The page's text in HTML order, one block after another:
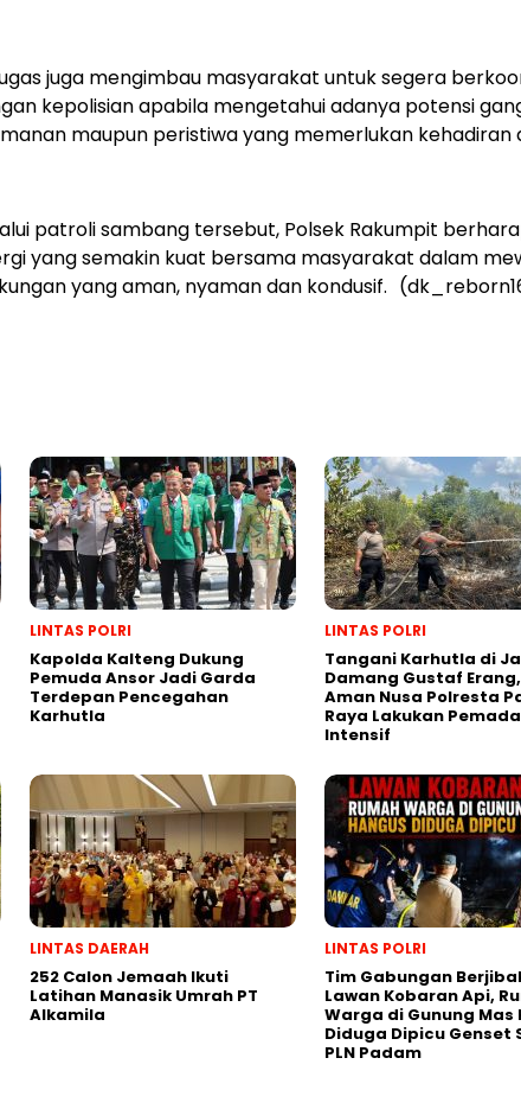
juga mengimbau masyarakat untuk segera
kepolisian apabila mengetahui adanya potensi
maupun peristiwa yang memerlukan kehadiran
patroli sambang tersebut, Polsek Rakumpit
yang semakin kuat bersama masyarakat dalam
yang aman, nyaman dan kondusif.
LINTAS POLRI
Kapolda Kalteng Dukung
Pemuda Ansor Jadi Garda
Terdepan Pencegahan
Karhutla
LINTAS POLRI
Tangani Karhutla di
Damang Gustaf
Aman Nusa Polresta
Raya Lakukan
Intensif
LINTAS DAERAH
252 Calon Jemaah Ikuti
Latihan Manasik Umrah PT
Alkamila
LINTAS POLRI
Tim Gabungan
Lawan Kobaran Api,
Warga di Gunung Mas
Diduga Dipicu Genset
PLN Padam